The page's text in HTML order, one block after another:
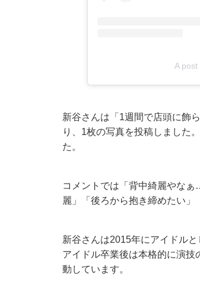
A
新谷さんは「1週間で店頭に飾
り、1枚の写真を投稿しました
た。
コメントでは「背中綺麗やな
麗」「後ろから抱き締めたい」
新谷さんは2015年にアイドル
アイドル卒業後は本格的に演
動しています。